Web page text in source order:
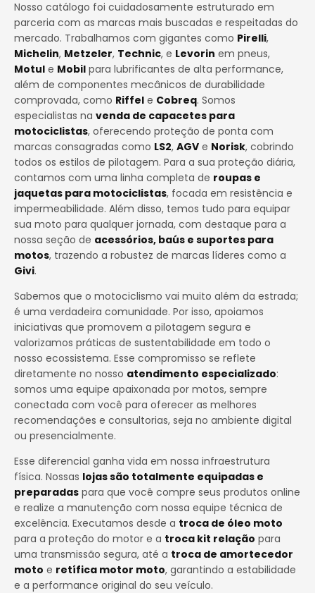
Nosso catálogo foi cuidadosamente estruturado em
parceria com as marcas mais buscadas e respeitadas do
mercado. Trabalhamos com gigantes como Pirelli,
Michelin, Metzeler, Technic, e Levorin em pneus,
Motul e Mobil para lubrificantes de alta performance,
além de componentes mecânicos de durabilidade
comprovada, como Riffel e Cobreq. Somos
especialistas na venda de capacetes para
motociclistas, oferecendo proteção de ponta com
marcas consagradas como LS2, AGV e Norisk, cobrindo
todos os estilos de pilotagem. Para a sua proteção diária,
contamos com uma linha completa de roupas e
jaquetas para motociclistas, focada em resistência e
impermeabilidade. Além disso, temos tudo para equipar
sua moto para qualquer jornada, com destaque para a
nossa seção de acessórios, baús e suportes para
motos, trazendo a robustez de marcas líderes como a
Givi.
Sabemos que o motociclismo vai muito além da estrada;
é uma verdadeira comunidade. Por isso, apoiamos
iniciativas que promovem a pilotagem segura e
valorizamos práticas de sustentabilidade em todo o
nosso ecossistema. Esse compromisso se reflete
diretamente no nosso atendimento especializado:
somos uma equipe apaixonada por motos, sempre
conectada com você para oferecer as melhores
recomendações e consultorias, seja no ambiente digital
ou presencialmente.
Esse diferencial ganha vida em nossa infraestrutura
física. Nossas lojas são totalmente equipadas e
preparadas para que você compre seus produtos online
e realize a manutenção com nossa equipe técnica de
excelência. Executamos desde a troca de óleo moto
para a proteção do motor e a troca kit relação para
uma transmissão segura, até a troca de amortecedor
moto e retífica motor moto, garantindo a estabilidade
e a performance original do seu veículo.